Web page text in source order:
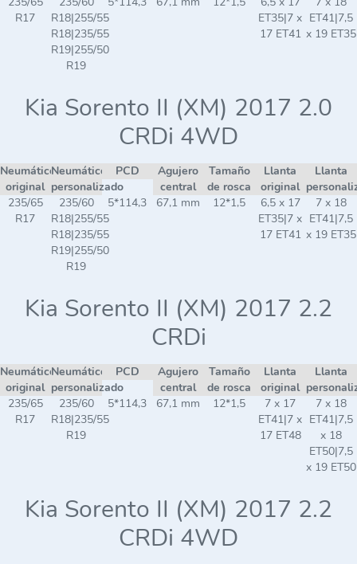
R17
R18|255/55
R18|235/55
R19|255/50
R19
ET35|7 x
17 ET41
ET41|7,5
x 19 ET35
Kia Sorento II (XM) 2017 2.0
CRDi 4WD
Neumático
original
Neumático
personalizado
PCD
Agujero
central
Tamaño
de rosca
Llanta
original
Llanta
235/65
R17
235/60
R18|255/55
R18|235/55
R19|255/50
R19
5*114,3 67,1 mm 12*1,5
6,5 x 17
ET35|7 x
17 ET41
7 x 18
ET41|7,5
x 19 ET35
Kia Sorento II (XM) 2017 2.2
CRDi
Neumático
original
Neumático
personalizado
PCD
Agujero
central
Tamaño
de rosca
Llanta
original
Llanta
235/65
R17
235/60
R18|235/55
R19
5*114,3 67,1 mm 12*1,5
7 x 17
ET41|7 x
17 ET48
7 x 18
ET41|7,5
x 18
ET50|7,5
x 19 ET50
Kia Sorento II (XM) 2017 2.2
CRDi 4WD